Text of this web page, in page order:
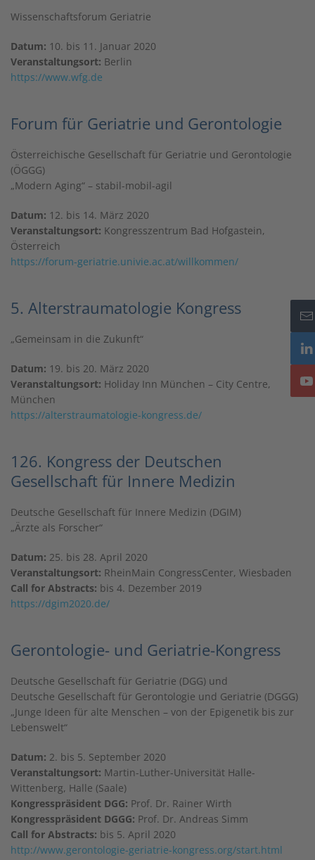
Wissenschaftsforum Geriatrie
Datum: 10. bis 11. Januar 2020
Veranstaltungsort: Berlin
https://www.wfg.de
Forum für Geriatrie und Gerontologie
Österreichische Gesellschaft für Geriatrie und Gerontologie
(ÖGGG)
„Modern Aging“ – stabil-mobil-agil
Datum: 12. bis 14. März 2020
Veranstaltungsort: Kongresszentrum Bad Hofgastein,
Österreich
https://forum-geriatrie.univie.ac.at/willkommen/
5. Alterstraumatologie Kongress
„Gemeinsam in die Zukunft“
Datum: 19. bis 20. März 2020
Veranstaltungsort: Holiday Inn München – City Centre,
München
https://alterstraumatologie-kongress.de/
126. Kongress der Deutschen
Gesellschaft für Innere Medizin
Deutsche Gesellschaft für Innere Medizin (DGIM)
„Ärzte als Forscher“
Datum: 25. bis 28. April 2020
Veranstaltungsort: RheinMain CongressCenter, Wiesbaden
Call for Abstracts: bis 4. Dezember 2019
https://dgim2020.de/
Gerontologie- und Geriatrie-Kongress
Deutsche Gesellschaft für Geriatrie (DGG) und
Deutsche Gesellschaft für Gerontologie und Geriatrie (DGGG)
„Junge Ideen für alte Menschen – von der Epigenetik bis zur
Lebenswelt“
Datum: 2. bis 5. September 2020
Veranstaltungsort: Martin-Luther-Universität Halle-
Wittenberg, Halle (Saale)
Kongresspräsident DGG: Prof. Dr. Rainer Wirth
Kongresspräsident DGGG: Prof. Dr. Andreas Simm
Call for Abstracts: bis 5. April 2020
http://www.gerontologie-geriatrie-kongress.org/start.html